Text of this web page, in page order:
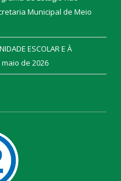
Municipal de Meio
ESCOLAR E À
maio de 2026